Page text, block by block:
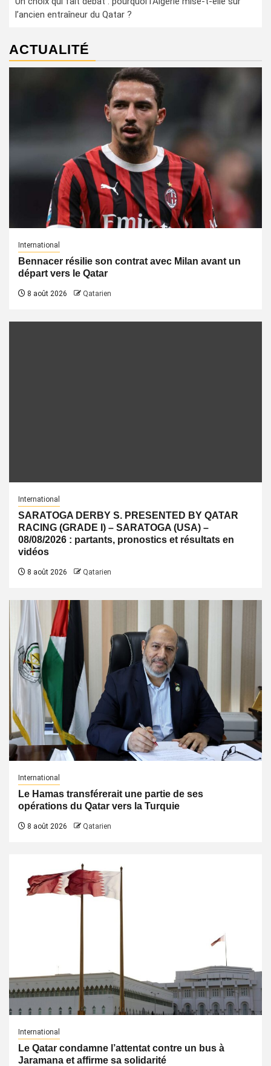
l’ancien entraîneur du Qatar ?
ACTUALITÉ
International
Bennacer résilie son contrat avec Milan avant un
départ vers le Qatar
8 août 2026 Qatarien
International
SARATOGA DERBY S. PRESENTED BY QATAR
RACING (GRADE I) – SARATOGA (USA) –
08/08/2026 : partants, pronostics et résultats en
vidéos
8 août 2026 Qatarien
International
Le Hamas transférerait une partie de ses
opérations du Qatar vers la Turquie
8 août 2026 Qatarien
International
Le Qatar condamne l’attentat contre un bus à
Jaramana et affirme sa solidarité